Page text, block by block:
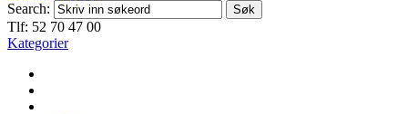
Search:
Søk
Tlf: 52 70 47 00
Kategorier